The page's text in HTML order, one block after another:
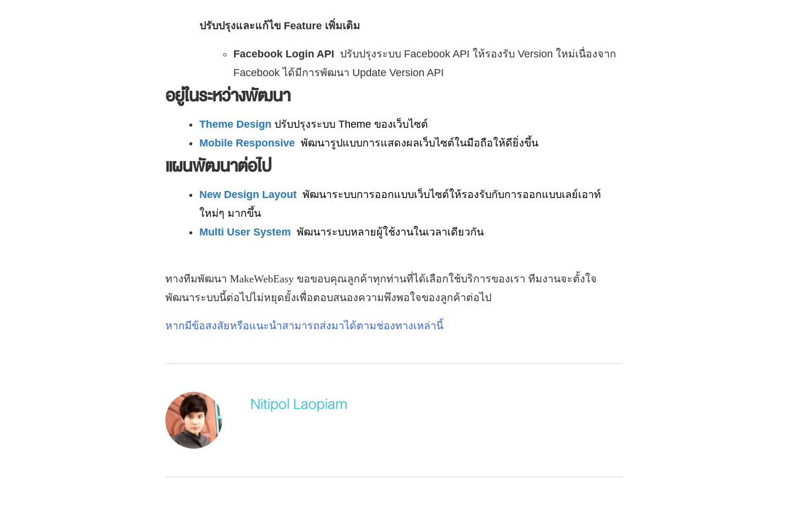
ปรับปรุงและแก้ไข Feature เพิ่มเติม
Facebook Login API ปรับปรุงระบบ Facebook API ให้รองรับ Version ใหม่เนื่องจาก
Facebook ได้มีการพัฒนา Update Version API
อยู่ในระหว่างพัฒนา
Theme Design ปรับปรุงระบบ Theme ของเว็บไซต์
Mobile Responsive พัฒนารูปแบบการแสดงผลเว็บไซต์ในมือถือให้ดียิ่งขึ้น
แผนพัฒนาต่อไป
New Design Layout พัฒนาระบบการออกแบบเว็บไซต์ให้รองรับกับการออกแบบเลย์เอาท์
ใหม่ๆ มากขึ้น
Multi User System พัฒนาระบบหลายผู้ใช้งานในเวลาเดียวกัน
ทางทีมพัฒนา MakeWebEasy ขอขอบคุณลูกค้าทุกท่านที่ได้เลือกใช้บริการของเรา ทีมงานจะตั้งใจ
พัฒนาระบบนี้ต่อไปไม่หยุดยั้งเพื่อตอบสนองความพึงพอใจของลูกค้าต่อไป
หากมีข้อสงสัยหรือแนะนำสามารถส่งมาได้ตามช่องทางเหล่านี้
Nitipol Laopiam